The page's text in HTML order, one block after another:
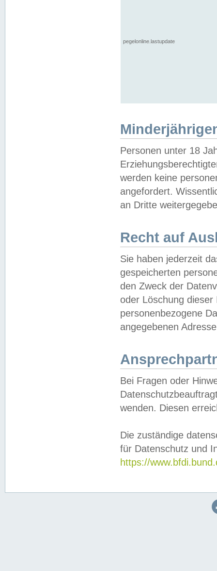
pegelonline.lastupdate
Personen unter 18
werden keine
angefordert.
an Dritte
Recht auf
Sie haben jederzeit
gespeicherten
den Zweck der
oder Löschung
personenbezogene
angegebenen
Bei Fragen oder
wenden. Diesen
Die zuständige
für Datenschutz und
https://